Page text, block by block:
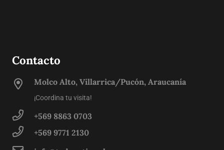
Contacto
Molco Alto, Villarrica/Pucón, Araucanía
¡Coordina tu visita!
+569 8863 0703
+569 9771 2130